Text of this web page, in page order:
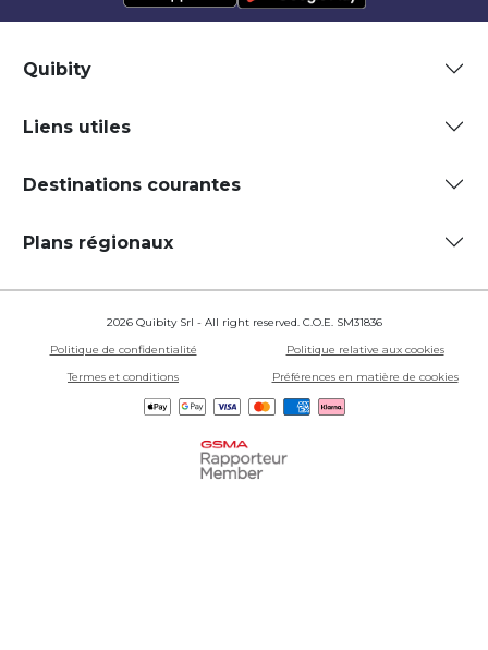
Quibity
Liens utiles
Destinations courantes
Plans régionaux
2026 Quibity Srl - All right reserved. C.O.E. SM31836
Politique de confidentialité
Politique relative aux cookies
Termes et conditions
Préférences en matière de cookies